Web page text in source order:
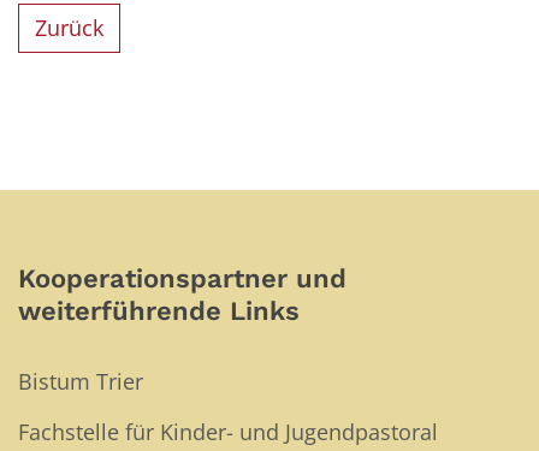
Zurück
Kooperationspartner und
weiterführende Links
Bistum Trier
Fachstelle für Kinder- und Jugendpastoral